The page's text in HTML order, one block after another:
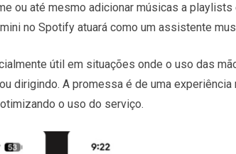
ou até mesmo adicionar músicas a
no Spotify atuará como um assistente
útil em situações onde o uso das
dirigindo. A promessa é de uma
o uso do serviço.